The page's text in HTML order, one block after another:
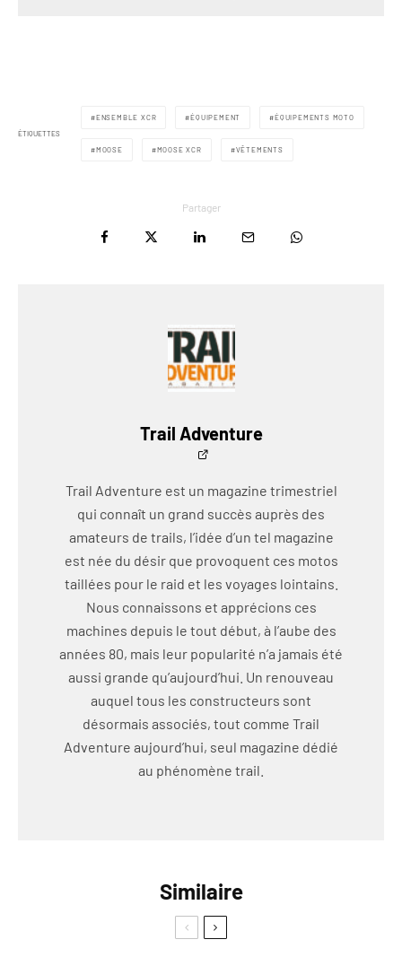
ÉTIQUETTES
ENSEMBLE XCR ÉQUIPEMENT ÉQUIPEMENTS MOTO
MOOSE MOOSE XCR VÊTEMENTS
Partager
Trail Adventure
Trail Adventure est un magazine trimestriel
qui connaît un grand succès auprès des
amateurs de trails, l’idée d’un tel magazine
est née du désir que provoquent ces motos
taillées pour le raid et les voyages lointains.
Nous connaissons et apprécions ces
machines depuis le tout début, à l’aube des
années 80, mais leur popularité n’a jamais été
aussi grande qu’aujourd’hui. Un renouveau
auquel tous les constructeurs sont
désormais associés, tout comme Trail
Adventure aujourd’hui, seul magazine dédié
au phénomène trail.
Similaire